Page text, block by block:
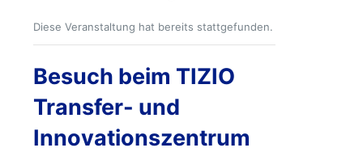
Diese Veranstaltung hat bereits stattgefunden.
Besuch beim TIZIO
Transfer- und
Innovationszentrum